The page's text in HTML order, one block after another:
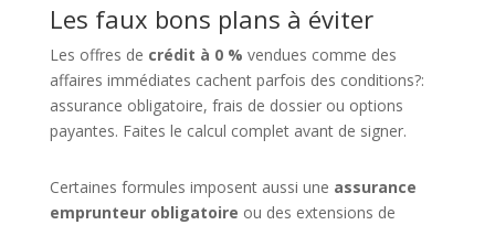
Les faux bons plans à éviter
Les offres de crédit à 0 % vendues comme des
affaires immédiates cachent parfois des conditions?:
assurance obligatoire, frais de dossier ou options
payantes. Faites le calcul complet avant de signer.
Certaines formules imposent aussi une assurance
emprunteur obligatoire ou des extensions de